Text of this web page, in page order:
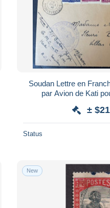
Soudan Lettre en
par Avion de Kati
±
Status
New